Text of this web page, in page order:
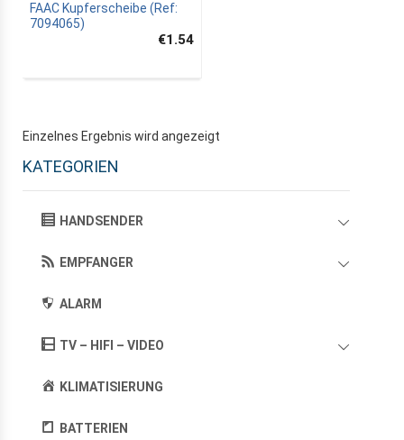
FAAC Kupferscheibe (Ref:
7094065)
€1.54
Einzelnes Ergebnis wird angezeigt
KATEGORIEN
HANDSENDER
EMPFANGER
ALARM
TV – HIFI – VIDEO
KLIMATISIERUNG
BATTERIEN